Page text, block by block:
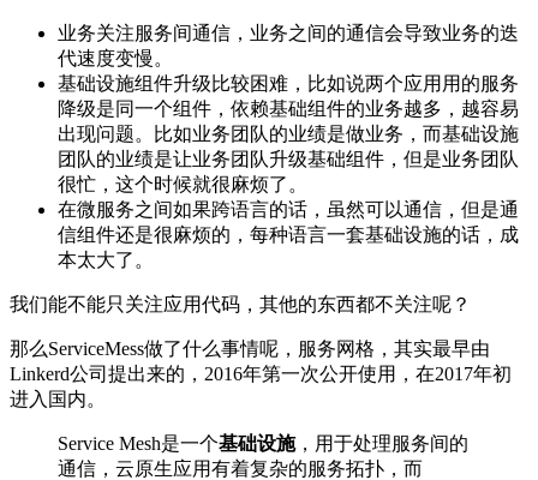
业务关注服务间通信，业务之间的通信会导致业务的迭
代速度变慢。
基础设施组件升级比较困难，比如说两个应用用的服务
降级是同一个组件，依赖基础组件的业务越多，越容易
出现问题。比如业务团队的业绩是做业务，而基础设施
团队的业绩是让业务团队升级基础组件，但是业务团队
很忙，这个时候就很麻烦了。
在微服务之间如果跨语言的话，虽然可以通信，但是通
信组件还是很麻烦的，每种语言一套基础设施的话，成
本太大了。
我们能不能只关注应用代码，其他的东西都不关注呢？
那么ServiceMess做了什么事情呢，服务网格，其实最早由
Linkerd公司提出来的，2016年第一次公开使用，在2017年初
进入国内。
Service Mesh是一个基础设施，用于处理服务间的
通信，云原生应用有着复杂的服务拓扑，而